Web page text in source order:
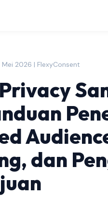
Mei 2026 | FlexyConsent
dan